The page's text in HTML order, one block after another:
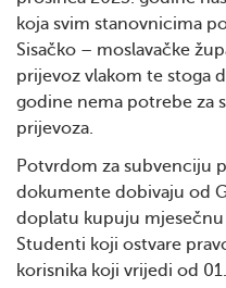
koja svim stanovnicima
Sisačko – moslavačke
prijevoz vlakom te stoga
godine nema potrebe za
prijevoza.
Potvrdom za subvenciju
dokumente dobivaju od
doplatu kupuju
Studenti koji ostvare
korisnika koji vrijedi od